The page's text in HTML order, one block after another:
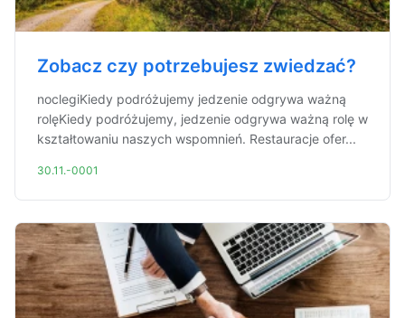
Zobacz czy potrzebujesz zwiedzać?
noclegiKiedy podróżujemy jedzenie odgrywa ważną
rolęKiedy podróżujemy, jedzenie odgrywa ważną rolę w
kształtowaniu naszych wspomnień. Restauracje ofer...
30.11.-0001